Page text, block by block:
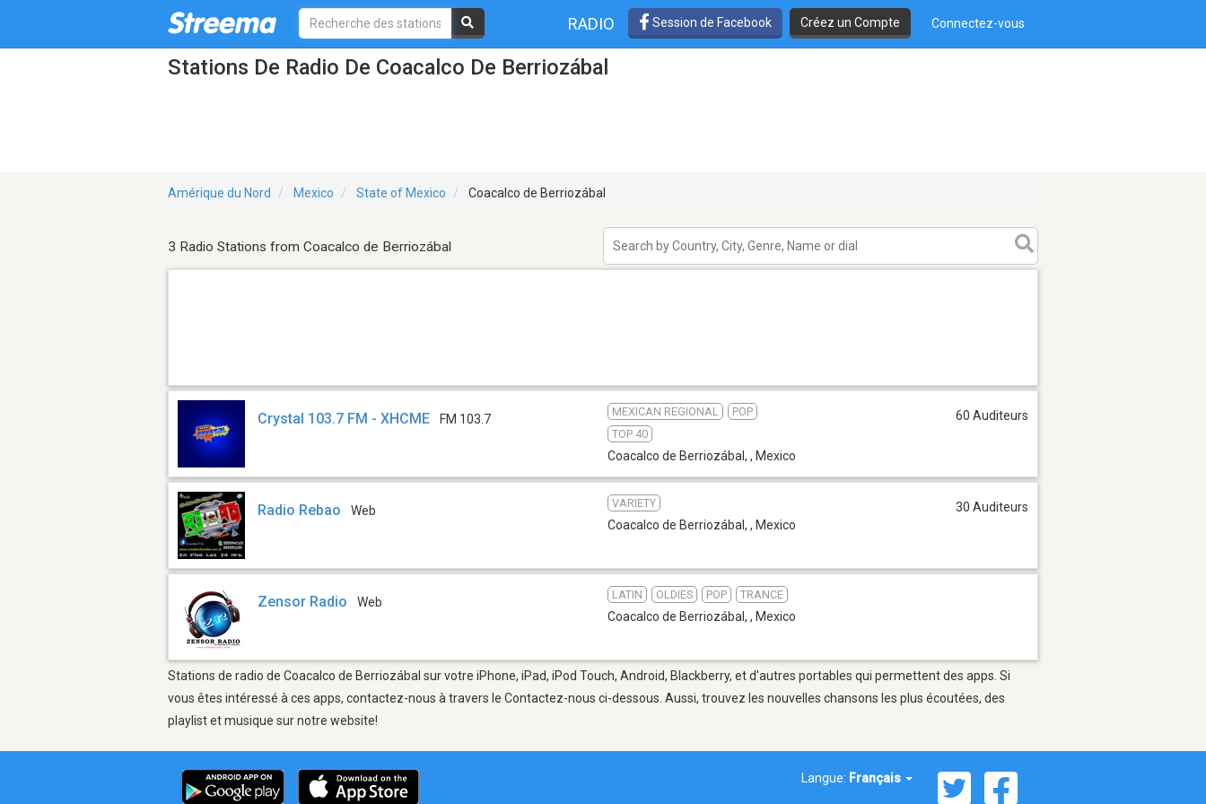
RADIO Session de Facebook Créez un Compte Connectez-vous
Stations De Radio De Coacalco De Berriozábal
Amérique du Nord Mexico State of Mexico Coacalco de Berriozábal
3 Radio Stations from Coacalco de Berriozábal
Crystal 103.7 FM - XHCME FM 103.7
MEXICAN REGIONAL
POP
TOP 40
Coacalco de Berriozábal, , Mexico
60 Auditeurs
Radio Rebao Web
VARIETY
Coacalco de Berriozábal, , Mexico
30 Auditeurs
Zensor Radio Web
LATIN OLDIES POP TRANCE
Coacalco de Berriozábal, , Mexico
Stations de radio de Coacalco de Berriozábal sur votre iPhone, iPad, iPod Touch, Android, Blackberry, et d'autres portables qui permettent des apps. Si
vous êtes intéressé à ces apps, contactez-nous à travers le Contactez-nous ci-dessous. Aussi, trouvez les nouvelles chansons les plus écoutées, des
playlist et musique sur notre website!
Langue: Français